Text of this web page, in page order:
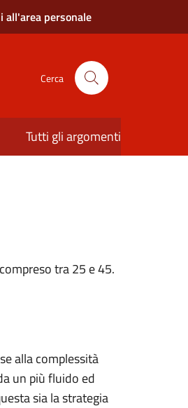
all'area personale
Cerca
Tutti gli argomenti
tra 25 e 45.
alla complessità
un più fluido ed
sia la strategia